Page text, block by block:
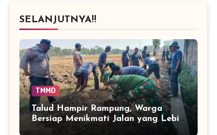
SELANJUTNYA!!
TMMD
Talud Hampir Rampung, Warga
Bersiap Menikmati Jalan yang Lebih
Terlindungi